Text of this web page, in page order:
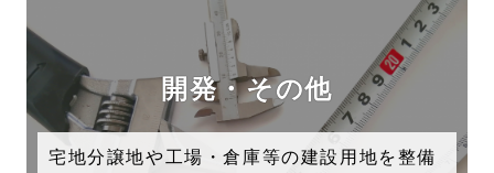
開発・その他
宅地分譲地や工場・倉庫等の建設用地を整備